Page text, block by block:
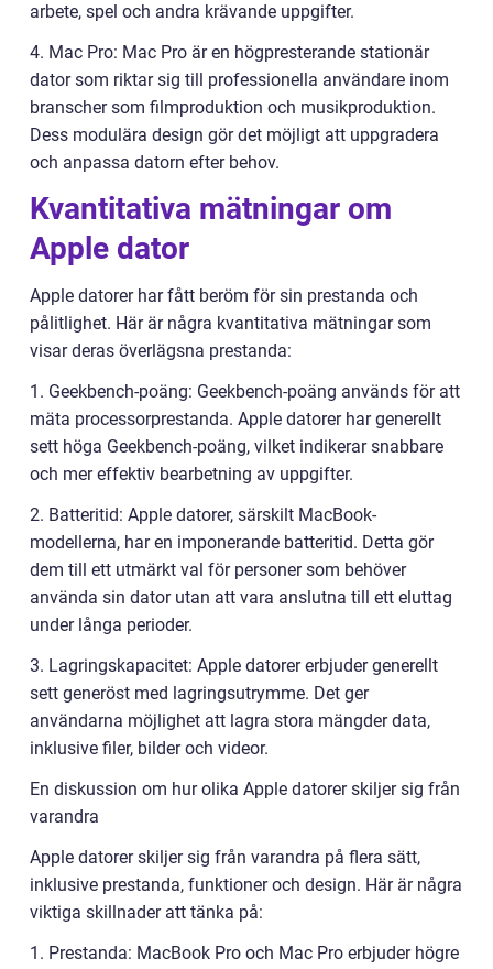
arbete, spel och andra krävande uppgifter.
4. Mac Pro: Mac Pro är en högpresterande stationär
dator som riktar sig till professionella användare inom
branscher som filmproduktion och musikproduktion.
Dess modulära design gör det möjligt att uppgradera
och anpassa datorn efter behov.
Kvantitativa mätningar om
Apple dator
Apple datorer har fått beröm för sin prestanda och
pålitlighet. Här är några kvantitativa mätningar som
visar deras överlägsna prestanda:
1. Geekbench-poäng: Geekbench-poäng används för att
mäta processorprestanda. Apple datorer har generellt
sett höga Geekbench-poäng, vilket indikerar snabbare
och mer effektiv bearbetning av uppgifter.
2. Batteritid: Apple datorer, särskilt MacBook-
modellerna, har en imponerande batteritid. Detta gör
dem till ett utmärkt val för personer som behöver
använda sin dator utan att vara anslutna till ett eluttag
under långa perioder.
3. Lagringskapacitet: Apple datorer erbjuder generellt
sett generöst med lagringsutrymme. Det ger
användarna möjlighet att lagra stora mängder data,
inklusive filer, bilder och videor.
En diskussion om hur olika Apple datorer skiljer sig från
varandra
Apple datorer skiljer sig från varandra på flera sätt,
inklusive prestanda, funktioner och design. Här är några
viktiga skillnader att tänka på:
1. Prestanda: MacBook Pro och Mac Pro erbjuder högre